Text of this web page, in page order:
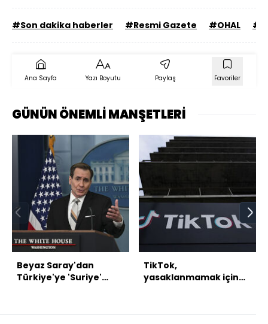
#Son dakika haberler #Resmi Gazete #OHAL
Ana Sayfa Yazı Boyutu Paylaş Favoriler
GÜNÜN ÖNEMLİ MANŞETLERİ
Beyaz Saray'dan
Türkiye'ye 'Suriye'
TikTok,
yasaklanmamak için